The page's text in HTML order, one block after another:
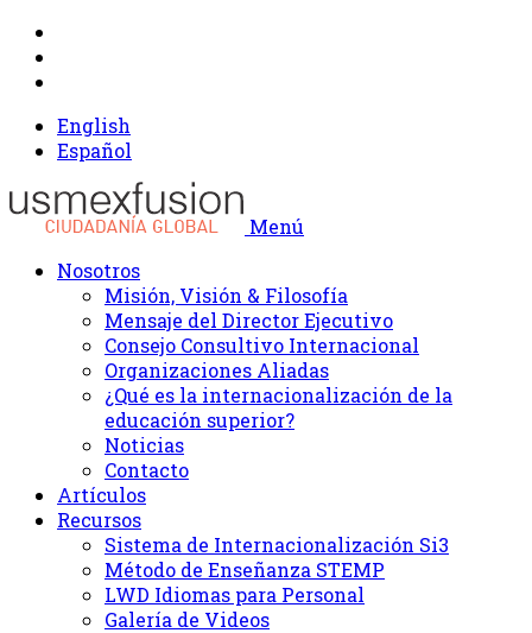
English
Español
Menú
Nosotros
Misión, Visión & Filosofía
Mensaje del Director Ejecutivo
Consejo Consultivo Internacional
Organizaciones Aliadas
¿Qué es la internacionalización de la
educación superior?
Noticias
Contacto
Artículos
Recursos
Sistema de Internacionalización Si3
Método de Enseñanza STEMP
LWD Idiomas para Personal
Galería de Videos